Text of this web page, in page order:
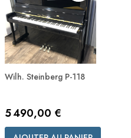
Wilh. Steinberg P-118
Prix
5 490,00 €